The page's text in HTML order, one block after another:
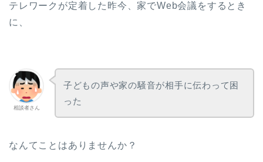
テレワークが定着した昨今、家でWeb会議をするとき
に、
相談者さん
子どもの声や家の騒音が相手に伝わって困
った
なんてことはありませんか？